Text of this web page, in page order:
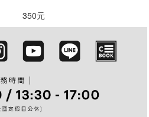
350元